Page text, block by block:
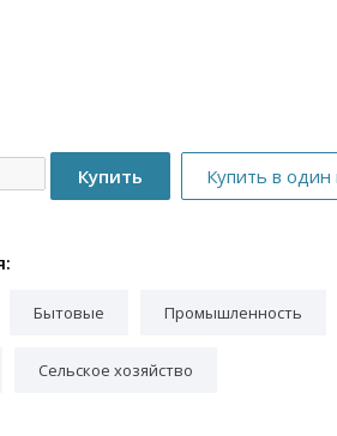
Бытовые Промышленность
Сельское хозяйство